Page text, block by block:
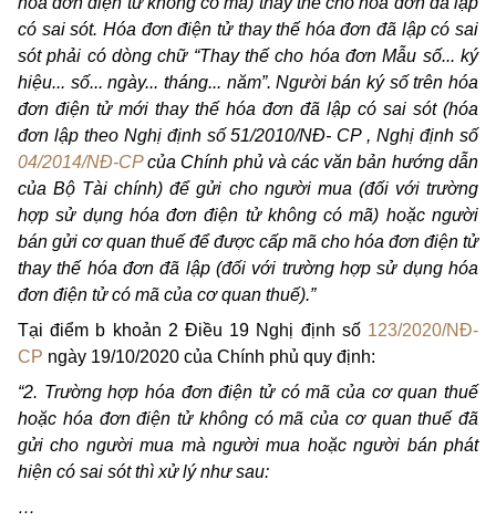
có sai sót. Hóa đơn điện tử thay thế hóa đơn đã lập có sai
sót phải có dòng chữ “Thay thế cho hóa đơn Mẫu số... ký
hiệu... số... ngày... tháng... năm”. Người bán ký số trên hóa
đơn điện tử mới thay thế hóa đơn đã lập có sai sót (hóa
đơn lập theo Nghị định số51/2010/NĐ- CP, Nghị định số
04/2014/NĐ-CPcủa Chính phủ và các văn bản hướng dẫn
của Bộ Tài chính) để gửi cho người mua (đối với trường
hợp sử dụng hóa đơn điện tử không có mã) hoặc người
bán gửi cơ quan thuế để được cấp mã cho hóa đơn điện tử
thay thế hóa đơn đã lập (đối với trường hợp sử dụng hóa
đơn điện tử có mã của cơ quan thuế).”
Tại điểm b khoản 2 Điều 19 Nghị định số 123/2020/NĐ-
CP ngày 19/10/2020 của Chính phủ quy định:
“2. Trường hợp hóa đơn điện tử có mã của cơ quan thuế
hoặc hóa đơn điện tử không có mã của cơ quan thuế đã
gửi cho người mua mà người mua hoặc người bán phát
hiện có sai sót thì xử lý như sau:
…